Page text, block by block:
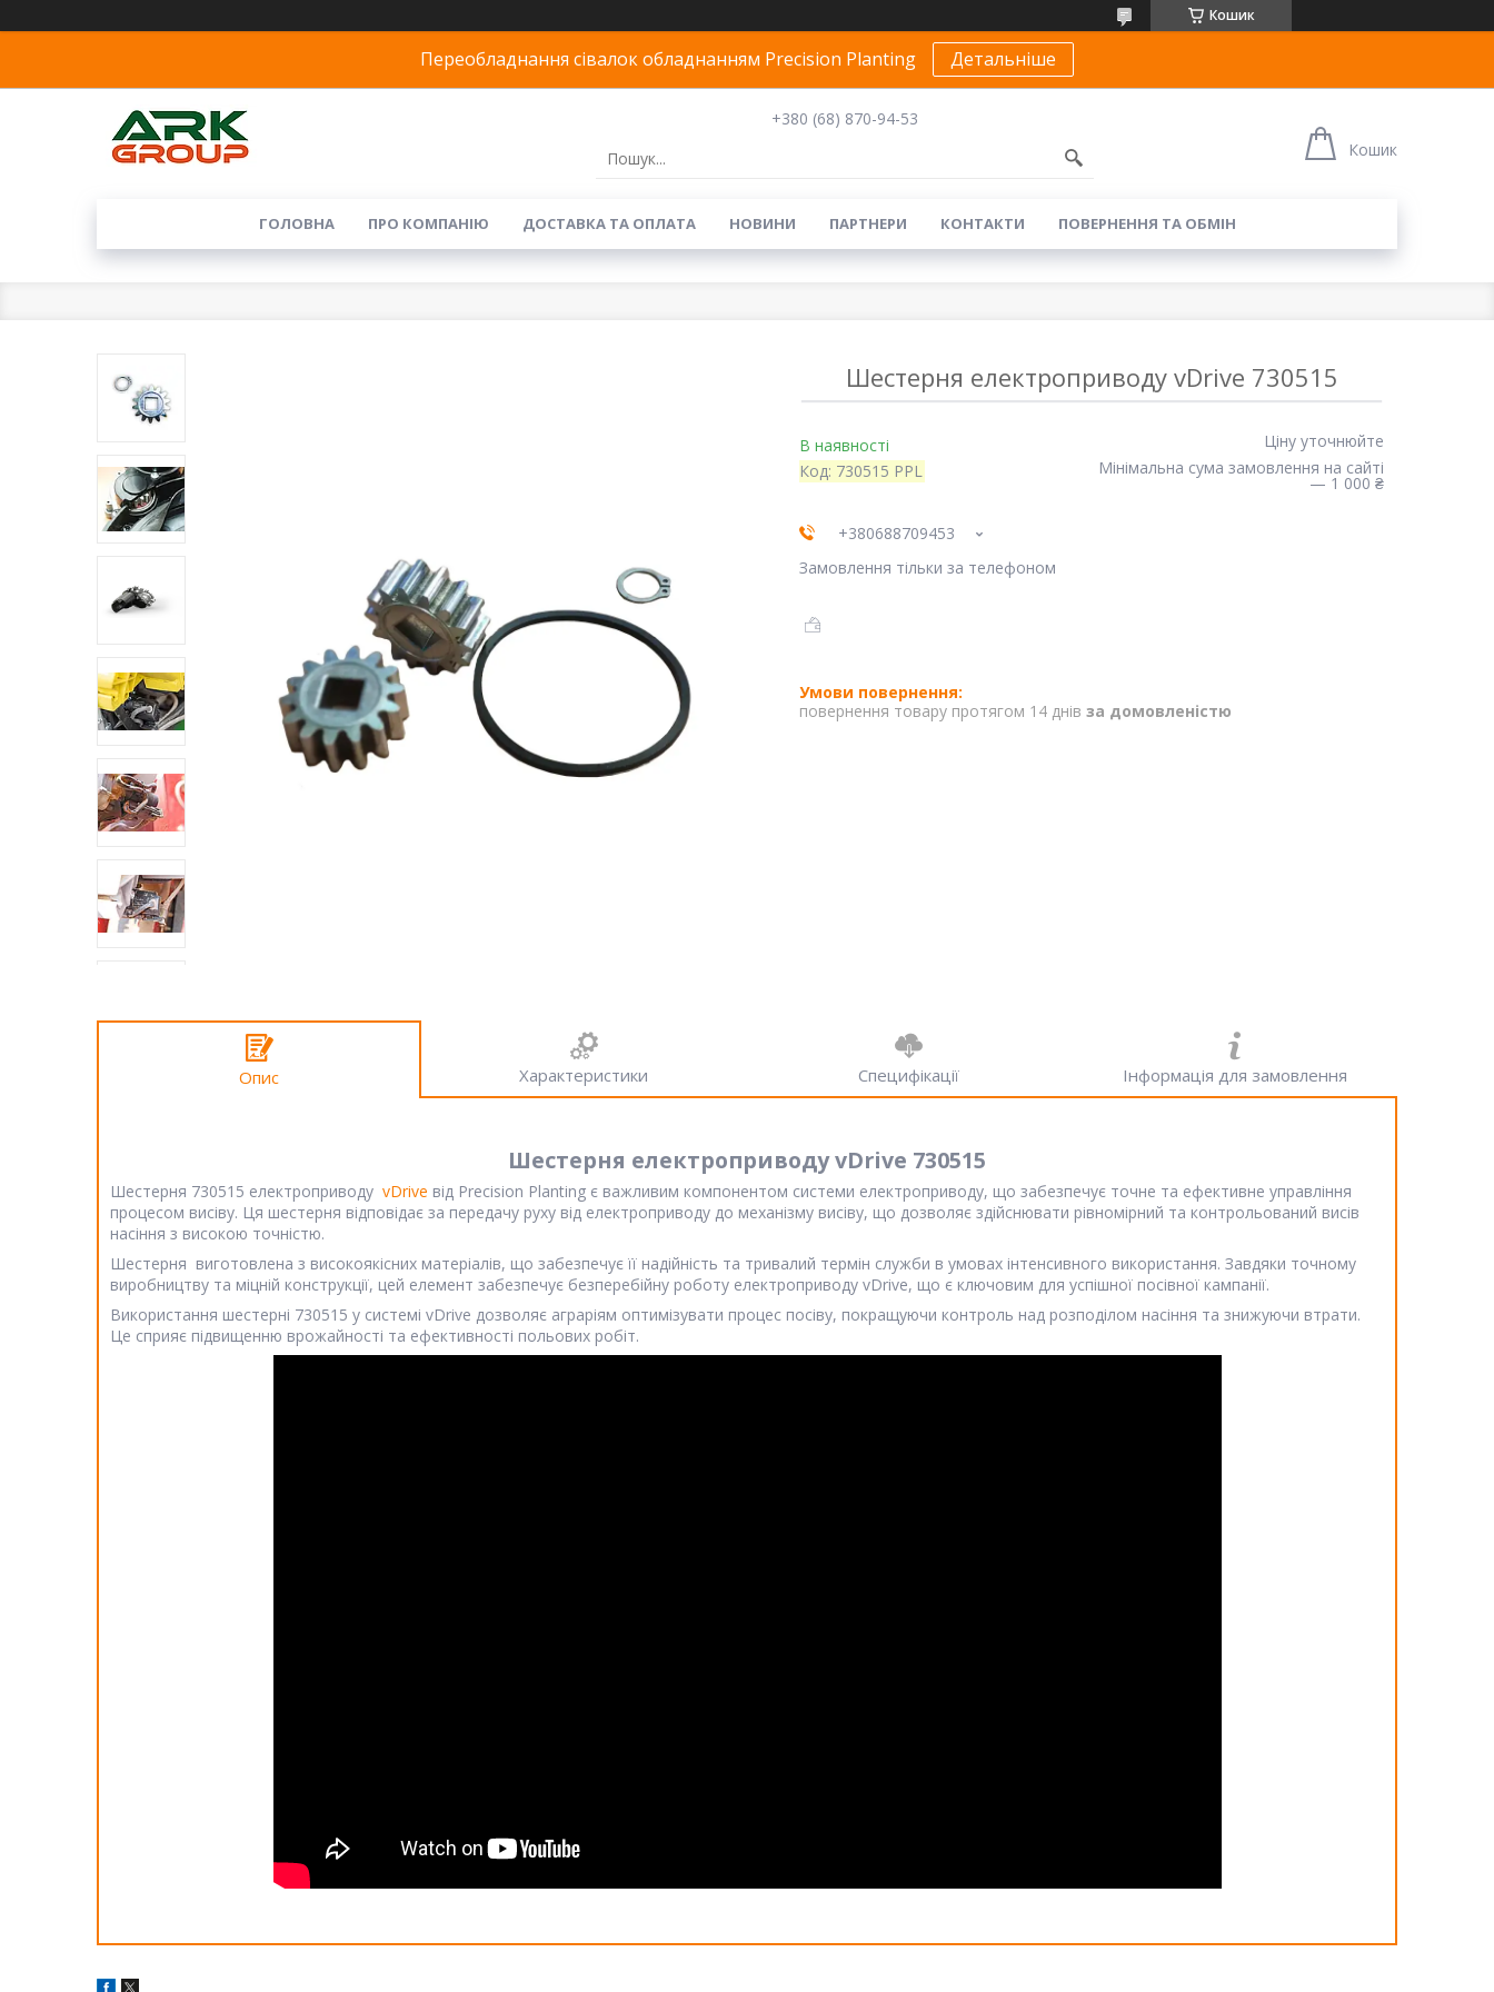
Кошик
Переобладнання сівалок обладнанням Precision Planting Детальніше
+380 (68) 870-94-53
Кошик
ГОЛОВНА ПРО КОМПАНІЮ ДОСТАВКА ТА ОПЛАТА НОВИНИ ПАРТНЕРИ КОНТАКТИ ПОВЕРНЕННЯ ТА ОБМІН
Шестерня електроприводу vDrive 730515
В наявності
Код: 730515 PPL
Ціну уточнюйте
Мінімальна сума замовлення на сайті
— 1 000 ₴
+380688709453
Замовлення тільки за телефоном
повернення товару протягом 14 днів за домовленістю
Опис Характеристики Специфікації Інформація для замовлення
Шестерня електроприводу vDrive 730515
Шестерня 730515 електроприводу vDrive від Precision Planting є важливим компонентом системи електроприводу, що забезпечує точне та ефективне управління
процесом висіву. Ця шестерня відповідає за передачу руху від електроприводу до механізму висіву, що дозволяє здійснювати рівномірний та контрольований висів
насіння з високою точністю.
Шестерня виготовлена з високоякісних матеріалів, що забезпечує її надійність та тривалий термін служби в умовах інтенсивного використання. Завдяки точному
виробництву та міцній конструкції, цей елемент забезпечує безперебійну роботу електроприводу vDrive, що є ключовим для успішної посівної кампанії.
Використання шестерні 730515 у системі vDrive дозволяє аграріям оптимізувати процес посіву, покращуючи контроль над розподілом насіння та знижуючи втрати.
Це сприяє підвищенню врожайності та ефективності польових робіт.